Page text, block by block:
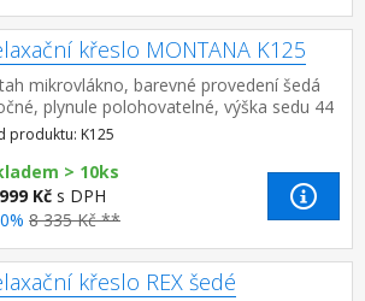
křeslo MONTANA K125
mikrovlákno, barevné provedení šedá
plynule polohovatelné, výška sedu 44
rozměr podnožky 44 × 40 × 38 cm
produktu: K125
> 10ks
Kč s DPH
8 335 Kč **
křeslo REX šedé